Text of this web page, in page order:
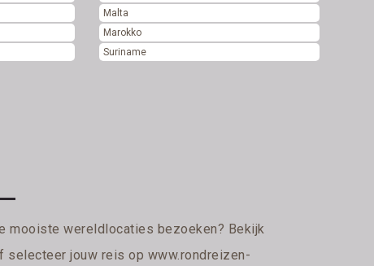
Malta
Marokko
Suriname
mooiste wereldlocaties bezoeken? Bekijk
selecteer jouw reis op www.rondreizen-